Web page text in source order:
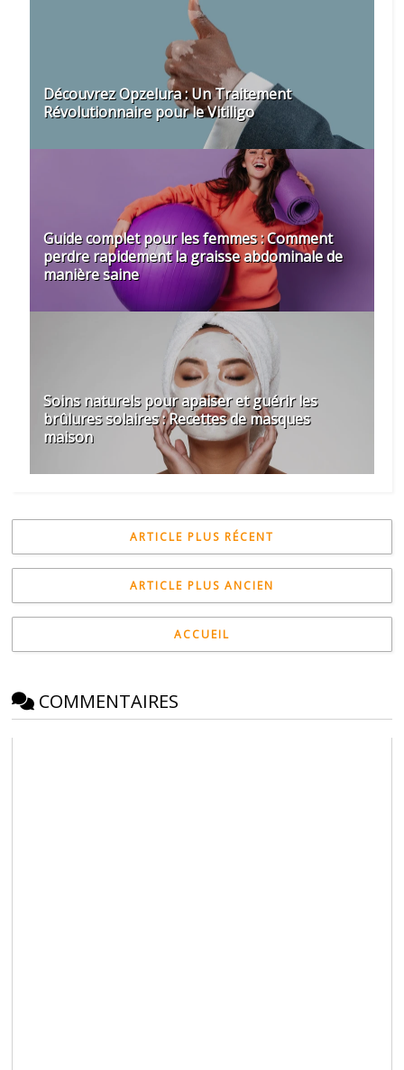
Découvrez Opzelura : Un Traitement
Révolutionnaire pour le Vitiligo
Guide complet pour les femmes : Comment
perdre rapidement la graisse abdominale de
manière saine
Soins naturels pour apaiser et guérir les
brûlures solaires : Recettes de masques
maison
ARTICLE PLUS RÉCENT
ARTICLE PLUS ANCIEN
ACCUEIL
COMMENTAIRES